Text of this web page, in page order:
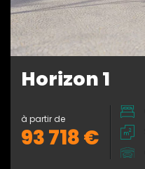
Horizon 1
à partir de
93 718 €